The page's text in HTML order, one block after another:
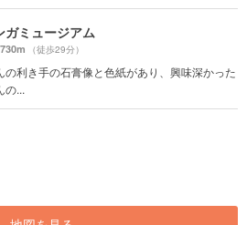
ガミュージアム
（徒歩29分）
の利き手の石膏像と色紙があり、興味深かった
の...